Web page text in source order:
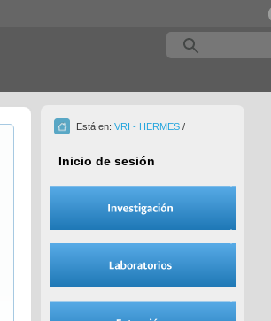
Está en: VRI - HERMES /
Inicio de sesión